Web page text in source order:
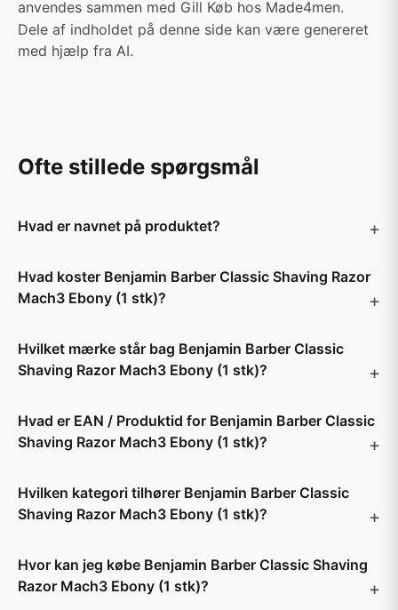
anvendes sammen med Gill Køb hos Made4men.
Dele af indholdet på denne side kan være genereret
med hjælp fra AI.
Ofte stillede spørgsmål
Hvad er navnet på produktet?
Hvad koster Benjamin Barber Classic Shaving Razor
Mach3 Ebony (1 stk)?
Hvilket mærke står bag Benjamin Barber Classic
Shaving Razor Mach3 Ebony (1 stk)?
Hvad er EAN / Produktid for Benjamin Barber Classic
Shaving Razor Mach3 Ebony (1 stk)?
Hvilken kategori tilhører Benjamin Barber Classic
Shaving Razor Mach3 Ebony (1 stk)?
Hvor kan jeg købe Benjamin Barber Classic Shaving
Razor Mach3 Ebony (1 stk)?